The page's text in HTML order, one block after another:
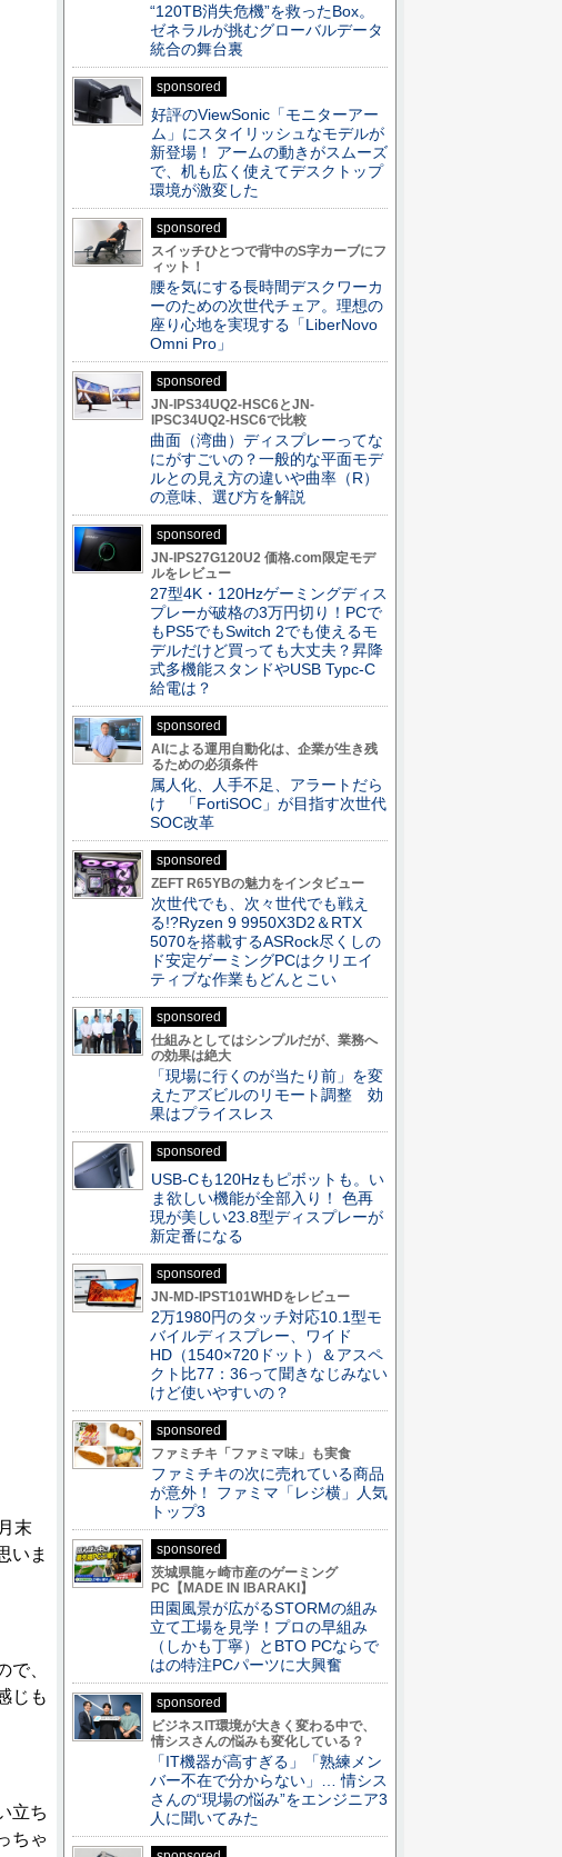
末
いま
、
じも
立ち
ちゃ
“120TB消失危機”を救ったBox。
ゼネラルが挑むグローバルデータ
統合の舞台裏
sponsored
好評のViewSonic「モニターアー
ム」にスタイリッシュなモデルが
新登場！ アームの動きがスムーズ
で、机も広く使えてデスクトップ
環境が激変した
sponsored
スイッチひとつで背中のS字カーブにフ
ィット！
腰を気にする長時間デスクワーカ
ーのための次世代チェア。理想の
座り心地を実現する「LiberNovo
Omni Pro」
sponsored
JN-IPS34UQ2-HSC6とJN-
IPSC34UQ2-HSC6で比較
曲面（湾曲）ディスプレーってな
にがすごいの？一般的な平面モデ
ルとの見え方の違いや曲率（R）
の意味、選び方を解説
sponsored
JN-IPS27G120U2 価格.com限定モデ
ルをレビュー
27型4K・120Hzゲーミングディス
プレーが破格の3万円切り！PCで
もPS5でもSwitch 2でも使えるモ
デルだけど買っても大丈夫？昇降
式多機能スタンドやUSB Typc-C
給電は？
sponsored
AIによる運用自動化は、企業が生き残
るための必須条件
属人化、人手不足、アラートだら
け 「FortiSOC」が目指す次世代
SOC改革
sponsored
ZEFT R65YBの魅力をインタビュー
次世代でも、次々世代でも戦え
る!?Ryzen 9 9950X3D2＆RTX
5070を搭載するASRock尽くしの
ド安定ゲーミングPCはクリエイ
ティブな作業もどんとこい
sponsored
仕組みとしてはシンプルだが、業務へ
の効果は絶大
「現場に行くのが当たり前」を変
えたアズビルのリモート調整 効
果はプライスレス
sponsored
USB-Cも120Hzもピボットも。い
ま欲しい機能が全部入り！ 色再
現が美しい23.8型ディスプレーが
新定番になる
sponsored
JN-MD-IPST101WHDをレビュー
2万1980円のタッチ対応10.1型モ
バイルディスプレー、ワイド
HD（1540×720ドット）＆アスペ
クト比77：36って聞きなじみない
けど使いやすいの？
sponsored
ファミチキ「ファミマ味」も実食
ファミチキの次に売れている商品
が意外！ ファミマ「レジ横」人気
トップ3
sponsored
茨城県龍ヶ崎市産のゲーミング
PC【MADE IN IBARAKI】
田園風景が広がるSTORMの組み
立て工場を見学！プロの早組み
（しかも丁寧）とBTO PCならで
はの特注PCパーツに大興奮
sponsored
ビジネスIT環境が大きく変わる中で、
情シスさんの悩みも変化している？
「IT機器が高すぎる」「熟練メン
バー不在で分からない」… 情シス
さんの“現場の悩み”をエンジニア3
人に聞いてみた